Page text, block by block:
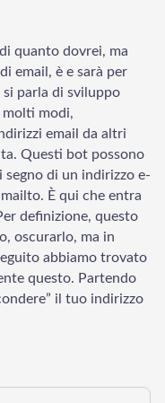
quanto dovrei, ma
email, è e sarà per
parla di sviluppo
molti modi,
email da altri
Questi bot possono
segno di un indirizzo e-
È qui che entra
definizione, questo
oscurarlo, ma in
abbiamo trovato
questo. Partendo
il tuo indirizzo